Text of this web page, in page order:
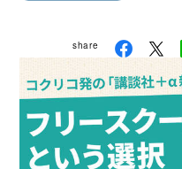
share